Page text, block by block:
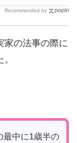
Recommended by
家の法事の際に
最中に1歳半の